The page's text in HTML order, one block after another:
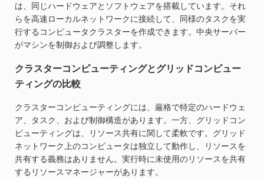
は、同じハードウェアとソフトウェアを搭載しています。それ
らを高速ローカルネットワークに接続して、同様のタスクを実
行するコンピュータクラスターを作成できます。中央サーバー
がマシンを制御および調整します。
クラスターコンピューティングとグリッドコンピュー
ティングの比較
クラスターコンピューティングには、厳格で特定のハードウェ
ア、タスク、および制御構造があります。一方、グリッドコン
ピューティングは、リソース共有に関して柔軟です。グリッド
ネットワーク上のコンピュータは独立して動作し、リソースを
共有する義務はありません。実行時に未使用のリソースを共有
するリソースマネージャーがあります。